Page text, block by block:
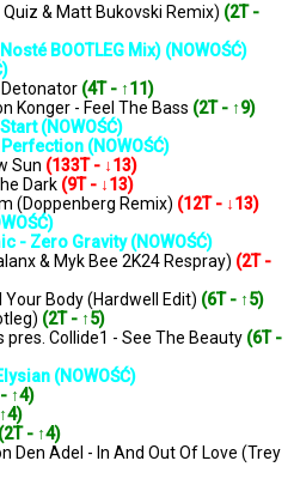
& Matt Bukovski Remix) (2T -
BOOTLEG Mix) (NOWOŚĆ)
Detonator (4T - ↑11)
Konger - Feel The Bass (2T - ↑9)
(NOWOŚĆ)
(NOWOŚĆ)
Sun (133T - ↓13)
Dark (9T - ↓13)
(Doppenberg Remix) (12T - ↓13)
- Zero Gravity (NOWOŚĆ)
& Myk Bee 2K24 Respray) (2T -
Body (Hardwell Edit) (6T - ↑5)
(2T - ↑5)
pres. Collide1 - See The Beauty (6T -
(NOWOŚĆ)
↑4)
(2T - ↑4)
Den Adel - In And Out Of Love (Trey